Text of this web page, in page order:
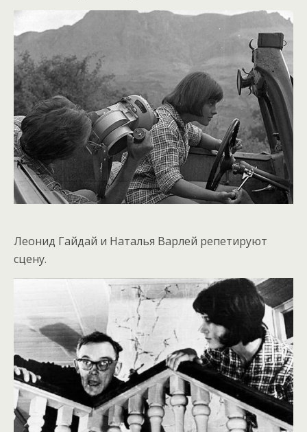
Леонид Гайдай и Наталья Варлей репетируют
сцену.